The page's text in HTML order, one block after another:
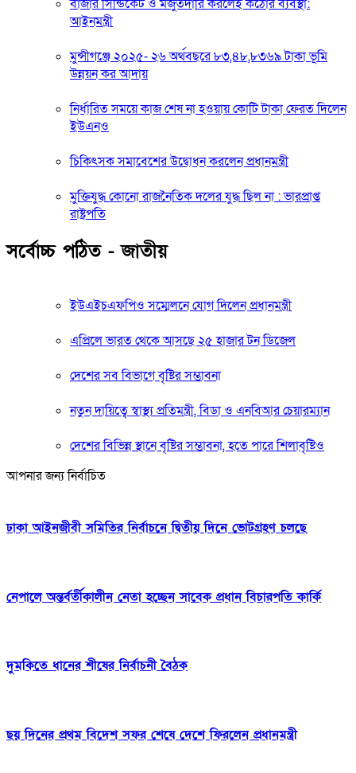
বাজার সিন্ডিকেট ও মজুতদারি করলেই কঠোর ব্যবস্থা:
আইনমন্ত্রী
মুন্সীগঞ্জে ২০২৫- ২৬ অর্থবছরে ৮৩,৪৮,৮৩৬৯ টাকা ভূমি
উন্নয়ন কর আদায়
নির্ধারিত সময়ে কাজ শেষ না হওয়ায় কোটি টাকা ফেরত দিলেন
ইউএনও
চিকিৎসক সমাবেশের উদ্বোধন করলেন প্রধানমন্ত্রী
মুক্তিযুদ্ধ কোনো রাজনৈতিক দলের যুদ্ধ ছিল না : ভারপ্রাপ্ত
রাষ্ট্রপতি
সর্বোচ্চ পঠিত - জাতীয়
ইউএইচএফপিও সম্মেলনে যোগ দিলেন প্রধানমন্ত্রী
এপ্রিলে ভারত থেকে আসছে ২৫ হাজার টন ডিজেল
দেশের সব বিভাগে বৃষ্টির সম্ভাবনা
নতুন দায়িত্বে স্বাস্থ্য প্রতিমন্ত্রী, বিডা ও এনবিআর চেয়ারম্যান
দেশের বিভিন্ন স্থানে বৃষ্টির সম্ভাবনা, হতে পারে শিলাবৃষ্টিও
আপনার জন্য নির্বাচিত
ঢাকা আইনজীবী সমিতির নির্বাচনে দ্বিতীয় দিনে ভোটগ্রহণ চলছে
নেপালে অন্তর্বর্তীকালীন নেতা হচ্ছেন সাবেক প্রধান বিচারপতি কার্কি
দুমকিতে ধানের শীষের নির্বাচনী বৈঠক
ছয় দিনের প্রথম বিদেশ সফর শেষে দেশে ফিরলেন প্রধানমন্ত্রী